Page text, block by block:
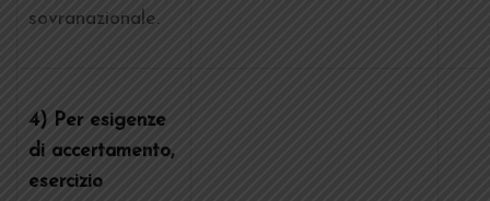
sovranazionale.
4) Per esigenze
di accertamento,
esercizio